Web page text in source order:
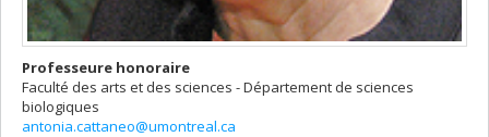
Professeure honoraire
Faculté des arts et des sciences - Département de sciences
biologiques
antonia.cattaneo@umontreal.ca